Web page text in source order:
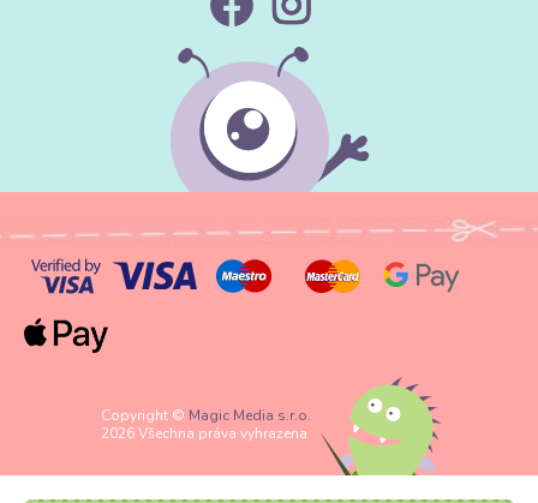
Copyright © Magic Media s.r.o.
2026 Všechna práva vyhrazena